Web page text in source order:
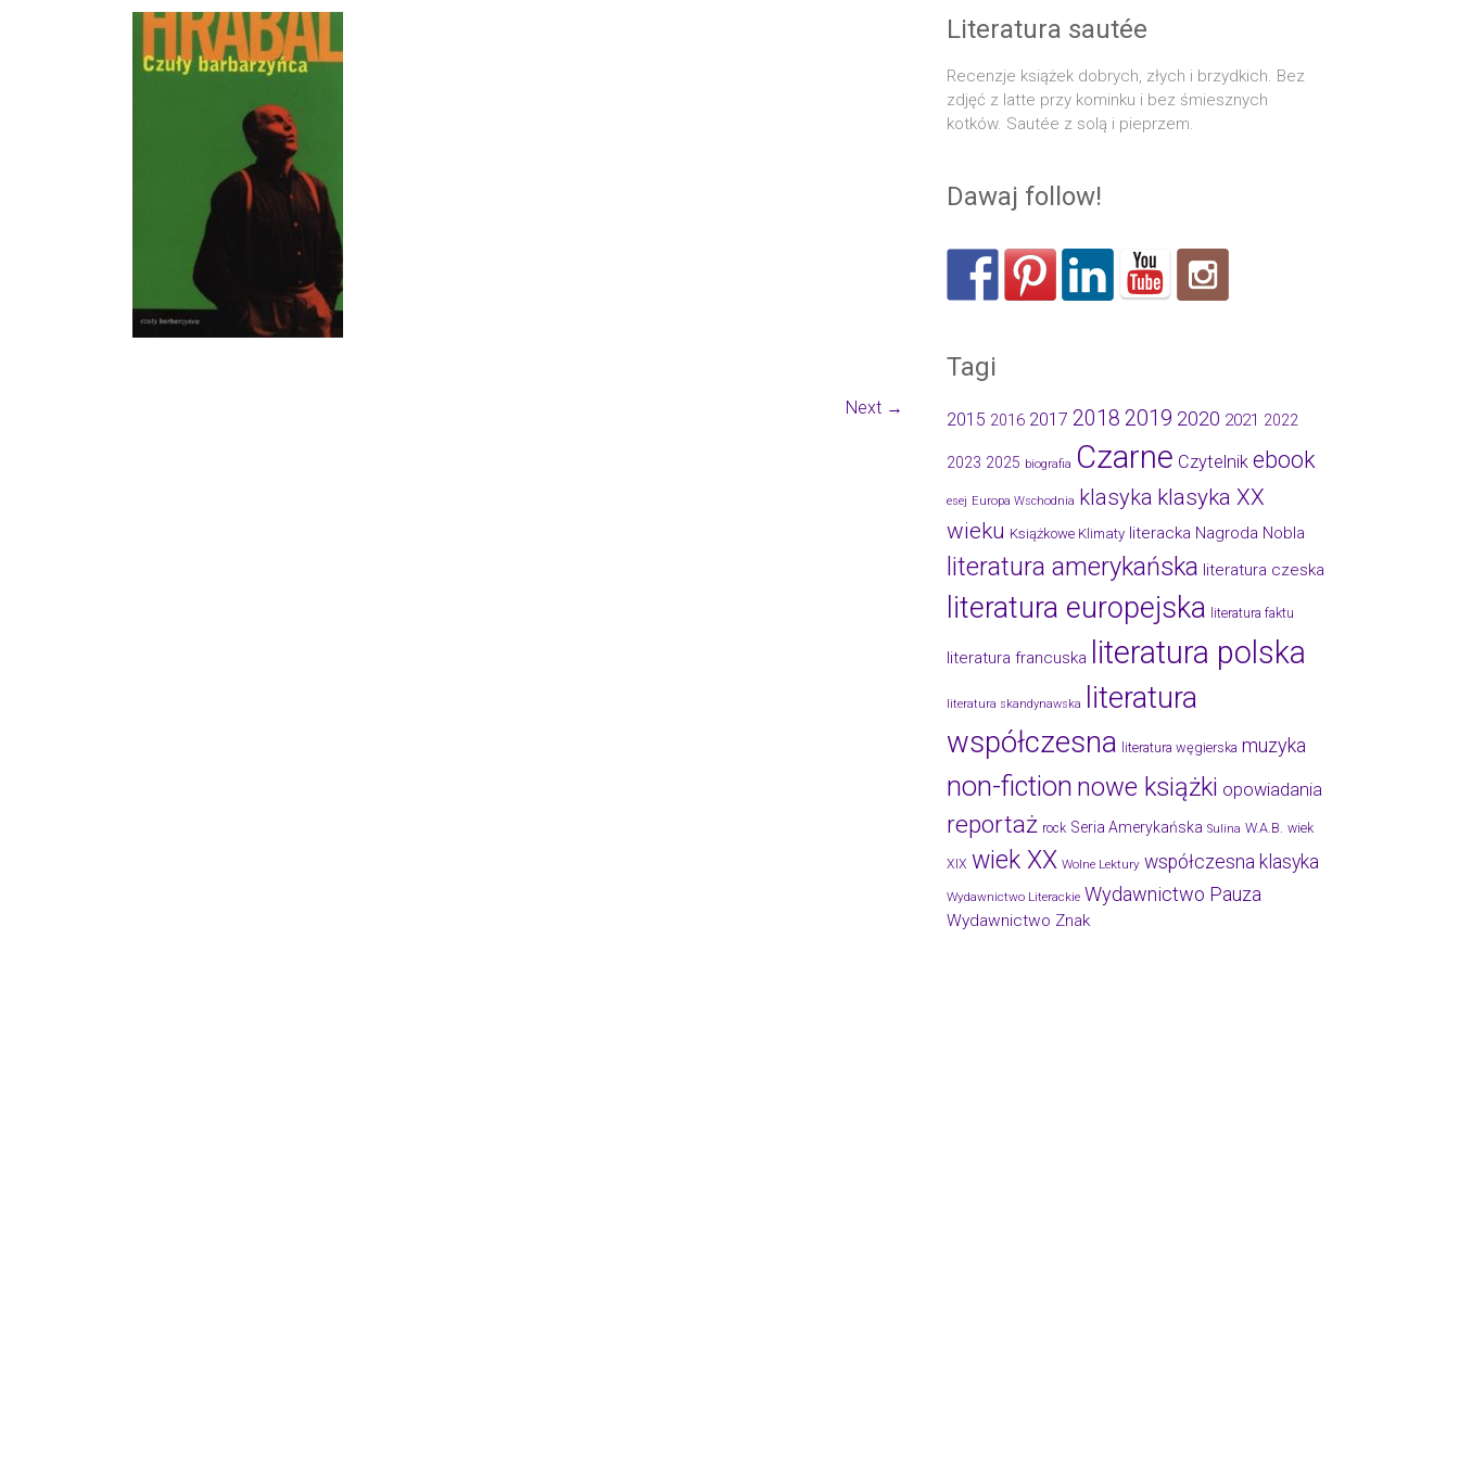
Next →
Literatura sautée
Recenzje książek dobrych, złych i brzydkich. Bez
zdjęć z latte przy kominku i bez śmiesznych
kotków. Sautée z solą i pieprzem.
Dawaj follow!
Tagi
2015 2016 2017 2018 2019 2020 2021 2022
2023 2025 biografia Czarne Czytelnik ebook
esej Europa Wschodnia klasyka klasyka XX
wieku Książkowe Klimaty literacka Nagroda Nobla
literatura amerykańska literatura czeska
literatura europejska literatura faktu
literatura francuska literatura polska
literatura skandynawska
literatura
współczesna literatura węgierska muzyka
non-fiction nowe książki opowiadania
reportaż rock Seria Amerykańska Sulina W.A.B. wiek
XIX wiek XX Wolne Lektury współczesna klasyka
Wydawnictwo Literackie Wydawnictwo Pauza
Wydawnictwo Znak